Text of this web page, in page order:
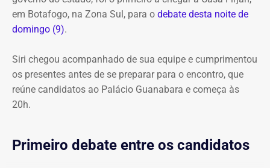
em Botafogo, na Zona Sul, para o debate desta noite de
domingo (9).
Siri chegou acompanhado de sua equipe e cumprimentou
os presentes antes de se preparar para o encontro, que
reúne candidatos ao Palácio Guanabara e começa às
20h.
Primeiro debate entre os candidatos